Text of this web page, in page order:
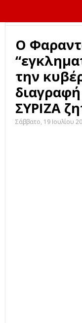
Ο
την
ΣΥΡΙΖΑ
Σάββατο, 19 Ιουλίου